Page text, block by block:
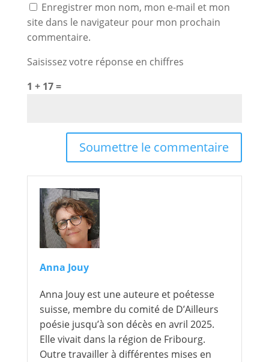
Enregistrer mon nom, mon e-mail et mon
site dans le navigateur pour mon prochain
commentaire.
Saisissez votre réponse en chiffres
1 + 17 =
Soumettre le commentaire
Anna Jouy
Anna Jouy est une auteure et poétesse
suisse, membre du comité de D’Ailleurs
poésie jusqu’à son décès en avril 2025.
Elle vivait dans la région de Fribourg.
Outre travailler à différentes mises en